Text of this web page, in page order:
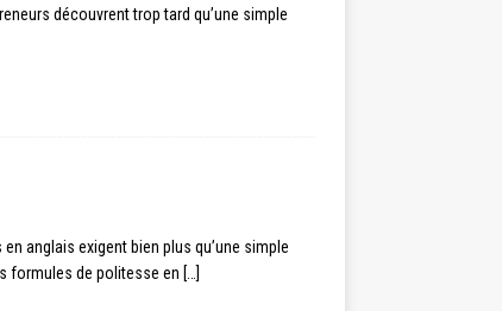
découvrent trop tard qu’une simple
anglais exigent bien plus qu’une simple
formules de politesse en […]